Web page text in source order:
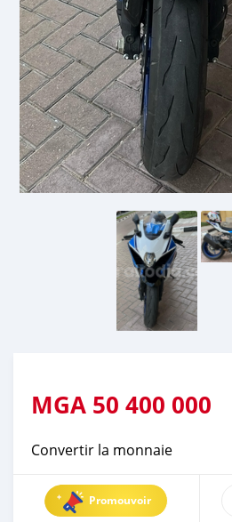
MGA 50 400 000
Convertir la monnaie
Promouvoir